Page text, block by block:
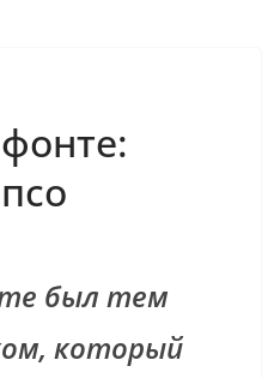
был тем
который